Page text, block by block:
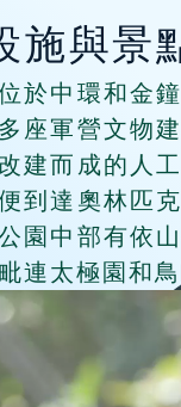
施與景
於中環和金
座軍營文物
建而成的人
到達奧林匹
園中部有依
連太極園和